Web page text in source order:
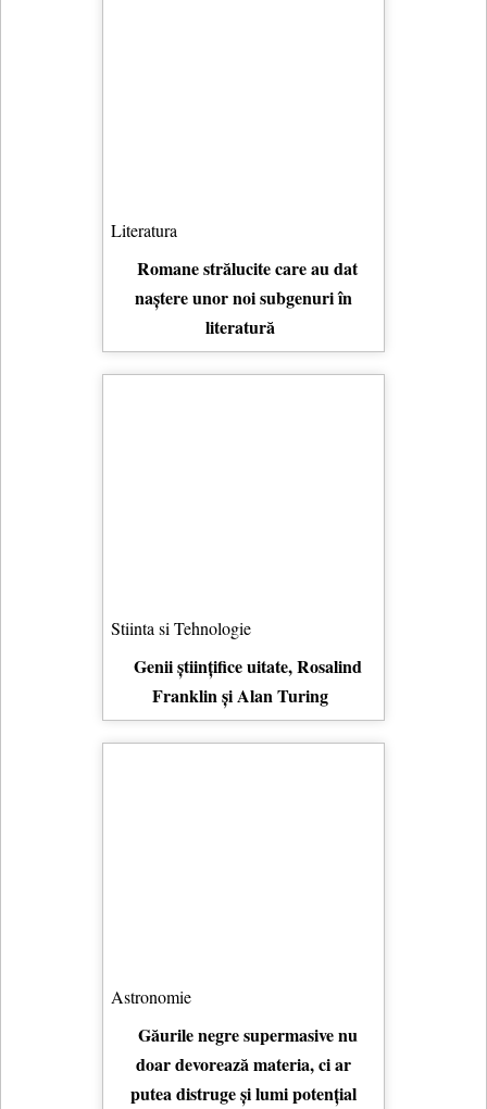
Literatura
Romane strălucite care au dat
naștere unor noi subgenuri în
literatură
Stiinta si Tehnologie
Genii științifice uitate, Rosalind
Franklin și Alan Turing
Astronomie
Găurile negre supermasive nu
doar devorează materia, ci ar
putea distruge și lumi potențial